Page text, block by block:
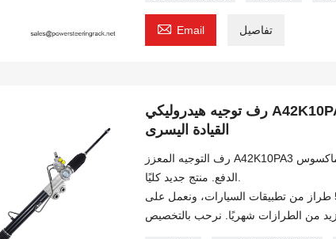
 Email تفاصيل
رف توجيه هيدروليكي A42K10PA3 ماكسوس T60-4WD-A 4WD
القيادة اليسرى
رف التوجيه المعزز A42K10PA3 مُطوّر خصيصًا لسيارة ماكسوس T60-4WD-A رباعية
تغطي رفوف التوجيه لدينا أكثر من 500 طراز من تطبيقات السيارات، ونعمل على